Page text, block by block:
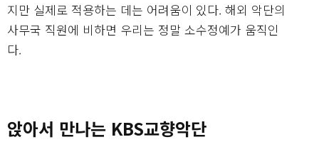
지만 실제로 적용하는 데는 어려움이 있다. 해외 악단의
사무국 직원에 비하면 우리는 정말 소수정예가 움직인
다.
앉아서 만나는 KBS교향악단